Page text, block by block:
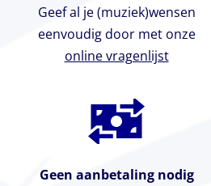
Geef al je (muziek)wensen
eenvoudig door met onze
online vragenlijst
Geen aanbetaling nodig